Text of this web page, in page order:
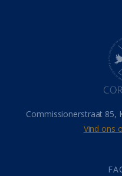
Hemel
Israel
Gebed(87)
Die
Commissionerstraat 85,
Vind ons